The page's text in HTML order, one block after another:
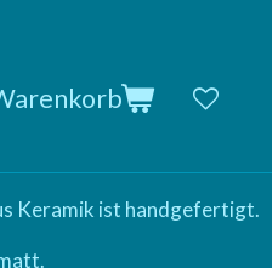
Keramik ist handgefertigt.